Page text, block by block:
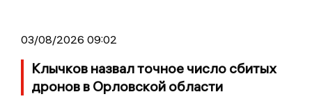
03/08/2026 09:02
Клычков назвал точное число сбитых
дронов в Орловской области